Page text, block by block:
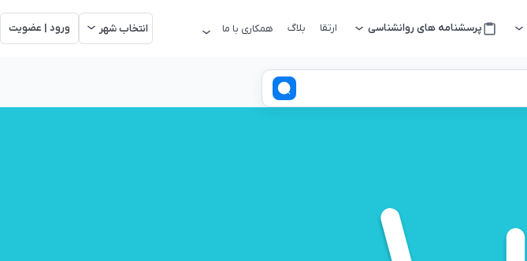
پرسشنامه های روانشناسی ارتقا بلاگ همکاری با ما انتخاب شهر ورود | عضویت